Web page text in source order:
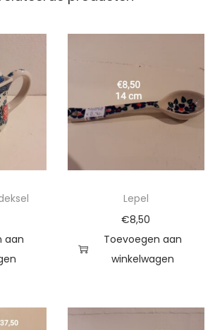
aan
Lepel
€8,50
Toevoegen aan
winkelwagen